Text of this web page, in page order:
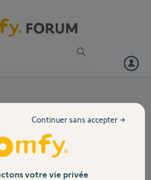
automatique
s’entrouvre intempestivement ?
votre vie privée
Continuer sans accepter →